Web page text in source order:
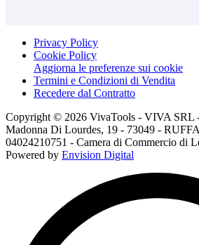
Privacy Policy
Cookie Policy
Aggiorna le preferenze sui cookie
Termini e Condizioni di Vendita
Recedere dal Contratto
Copyright © 2026 VivaTools - VIVA SRL -
Madonna Di Lourdes, 19 - 73049 -
04024210751 - Camera di Commercio di
Powered by Envision Digital